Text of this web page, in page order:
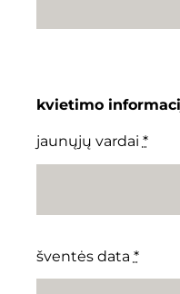
kvietimo
jaunųjų vardai *
šventės data *